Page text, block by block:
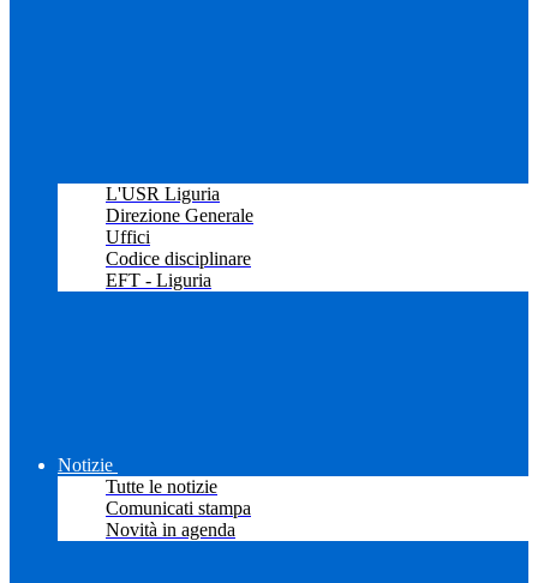
L'USR Liguria
Direzione Generale
Uffici
Codice disciplinare
EFT - Liguria
Notizie
Tutte le notizie
Comunicati stampa
Novità in agenda